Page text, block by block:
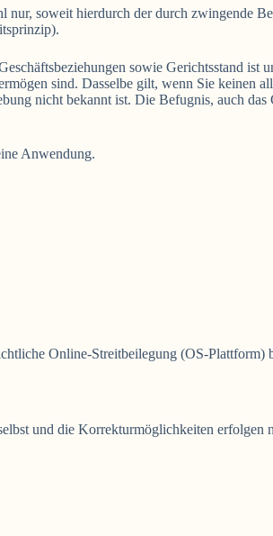
soweit hierdurch der durch zwingende
sowie Gerichtsstand
sind. Dasselbe gilt, wenn Sie keinen
nicht bekannt ist. Die Befugnis, auch
Anwendung.
Online-Streitbeilegung (OS-Plattform)
und die Korrekturmöglichkeiten erfolgen